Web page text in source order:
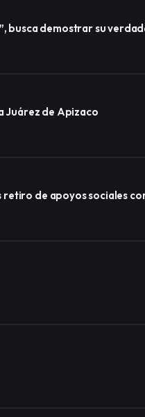
busca demostrar su
Juárez de Apizaco
de apoyos sociales